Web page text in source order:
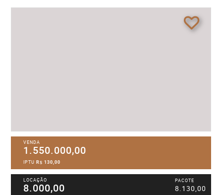
VENDA
1.550.000,00
IPTUR$ 130,00
LOCAÇÃO
8.000,00
PACOTE
8.130,00